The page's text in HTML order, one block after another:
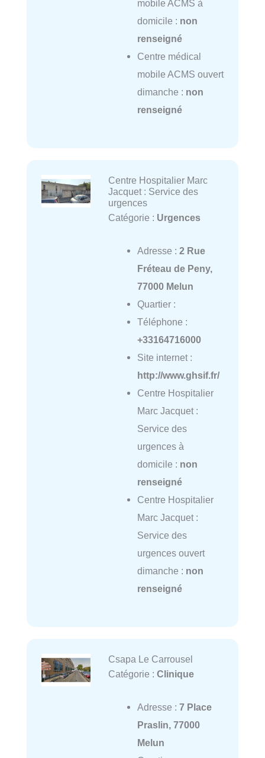
mobile ACMS à
domicile : non
renseigné
Centre médical
mobile ACMS ouvert
dimanche : non
renseigné
Centre Hospitalier Marc
Jacquet : Service des
urgences
Catégorie : Urgences
Adresse : 2 Rue
Fréteau de Peny,
77000 Melun
Quartier :
Téléphone :
+33164716000
Site internet :
http://www.ghsif.fr/
Centre Hospitalier
Marc Jacquet :
Service des
urgences à
domicile : non
renseigné
Centre Hospitalier
Marc Jacquet :
Service des
urgences ouvert
dimanche : non
renseigné
Csapa Le Carrousel
Catégorie : Clinique
Adresse : 7 Place
Praslin, 77000
Melun